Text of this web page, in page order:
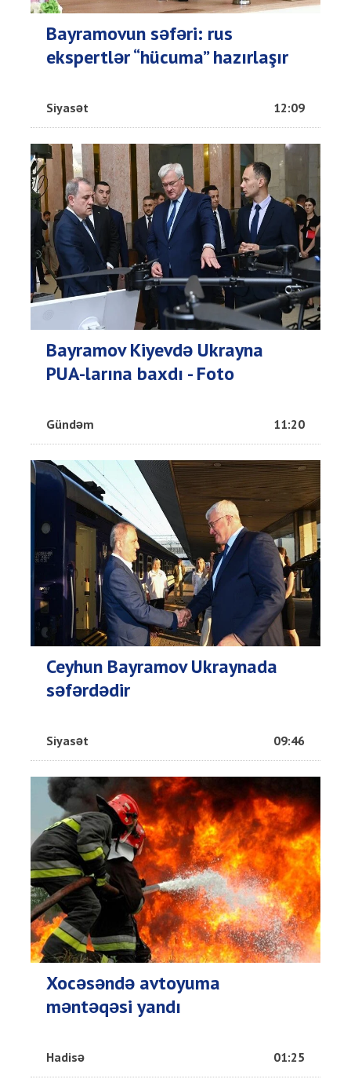
Bayramovun səfəri: rus
ekspertlər “hücuma” hazırlaşır
Siyasət 12:09
Bayramov Kiyevdə Ukrayna
PUA-larına baxdı - Foto
Gündəm 11:20
Ceyhun Bayramov Ukraynada
səfərdədir
Siyasət 09:46
Xocəsəndə avtoyuma
məntəqəsi yandı
Hadisə 01:25